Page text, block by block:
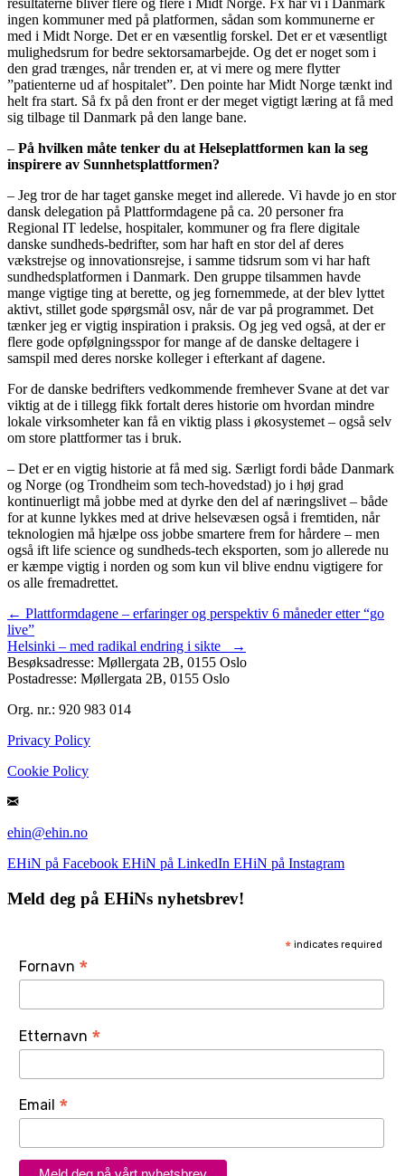
ingen kommuner med på platformen, sådan som kommunerne er
med i Midt Norge. Det er en væsentlig forskel. Det er et væsentligt
mulighedsrum for bedre sektorsamarbejde. Og det er noget som i
den grad trænges, når trenden er, at vi mere og mere flytter
”patienterne ud af hospitalet”. Den pointe har Midt Norge tænkt ind
helt fra start. Så fx på den front er der meget vigtigt læring at få med
sig tilbage til Danmark på den lange bane.
– På hvilken måte tenker du at Helseplattformen kan la seg
inspirere av Sunnhetsplattformen?
– Jeg tror de har taget ganske meget ind allerede. Vi havde jo en stor
dansk delegation på Plattformdagene på ca. 20 personer fra
Regional IT ledelse, hospitaler, kommuner og fra flere digitale
danske sundheds-bedrifter, som har haft en stor del af deres
vækstrejse og innovationsrejse, i samme tidsrum som vi har haft
sundhedsplatformen i Danmark. Den gruppe tilsammen havde
mange vigtige ting at berette, og jeg fornemmede, at der blev lyttet
aktivt, stillet gode spørgsmål osv, når de var på programmet. Det
tænker jeg er vigtig inspiration i praksis. Og jeg ved også, at der er
flere gode opfølgningsspor for mange af de danske deltagere i
samspil med deres norske kolleger i efterkant af dagene.
For de danske bedrifters vedkommende fremhever Svane at det var
viktig at de i tillegg fikk fortalt deres historie om hvordan mindre
lokale virksomheter kan få en viktig plass i økosystemet – også selv
om store plattformer tas i bruk.
– Det er en vigtig historie at få med sig. Særligt fordi både Danmark
og Norge (og Trondheim som tech-hovedstad) jo i høj grad
kontinuerligt må jobbe med at dyrke den del af næringslivet – både
for at kunne lykkes med at drive helsevæsen også i fremtiden, når
teknologien må hjælpe oss jobbe smartere frem for hårdere – men
også ift life science og sundheds-tech eksporten, som jo allerede nu
er kæmpe vigtig i norden og som kun vil blive endnu vigtigere for
os alle fremadrettet.
Posts
navigation
← Plattformdagene – erfaringer og perspektiv 6 måneder etter “go
live”
Helsinki – med radikal endring i sikte →
Besøksadresse: Møllergata 2B, 0155 Oslo
Postadresse: Møllergata 2B, 0155 Oslo
Org. nr.: 920 983 014
Privacy Policy
Cookie Policy
ehin@ehin.no
EHiN på Facebook EHiN på LinkedIn EHiN på Instagram
Meld deg på EHiNs nyhetsbrev!
* indicates required
Fornavn *
Etternavn *
Email *